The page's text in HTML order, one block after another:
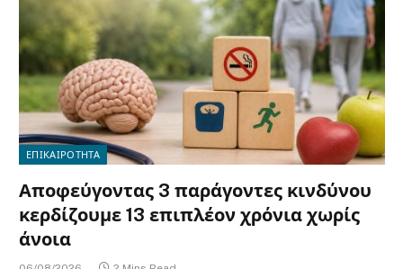
ΕΠΙΚΑΙΡΟΤΗΤΑ
Αποφεύγοντας 3 παράγοντες κινδύνου
κερδίζουμε 13 επιπλέον χρόνια χωρίς
άνοια